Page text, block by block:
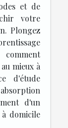
et de
votre
Plongez
mieux à
d'étude
d'un
domicile